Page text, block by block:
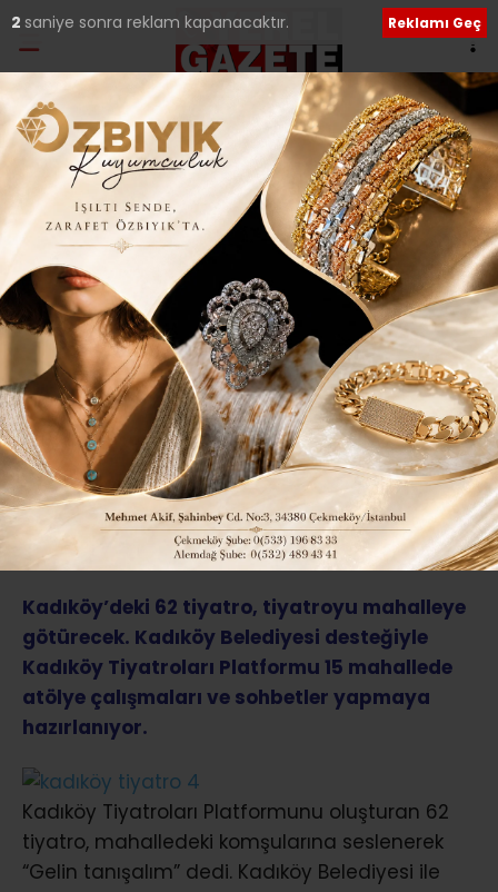
Ana Sayfa›Kültür Sanat
KADIKÖY’DE HER
MAHALLEYE TİYATRO..
Giriş: 25-01-2017 12:06
Güncelleme: 04-08-2018 01:32
244 Kültür Sanat Yerel Haberler
ABONE OL
Kadıköy’deki 62 tiyatro, tiyatroyu mahalleye
götürecek. Kadıköy Belediyesi desteğiyle
Kadıköy Tiyatroları Platformu 15 mahallede
atölye çalışmaları ve sohbetler yapmaya
hazırlanıyor.
Kadıköy Tiyatroları Platformunu oluşturan 62
tiyatro, mahalledeki komşularına seslenerek
“Gelin tanışalım” dedi. Kadıköy Belediyesi ile
1 saniye sonra reklam kapanacaktır. Reklamı Geç